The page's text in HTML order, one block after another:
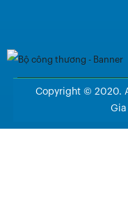
Copyright © 2020.
Gia